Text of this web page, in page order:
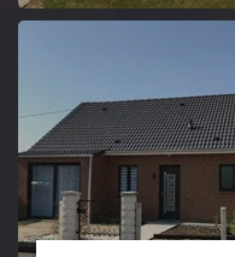
Peintre et peinture
de façade 51